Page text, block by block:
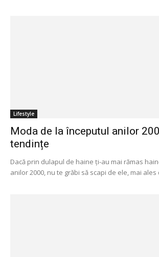
Lifestyle
Moda de la începutul anilor
tendințe
Dacă prin dulapul de haine ți-au mai rămas
anilor 2000, nu te grăbi să scapi de ele, mai ales